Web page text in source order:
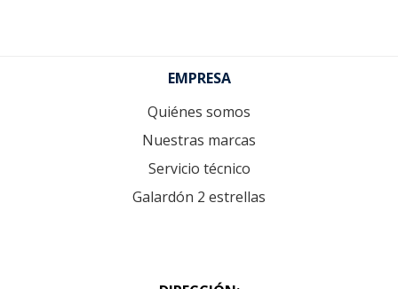
EMPRESA
Quiénes somos
Nuestras marcas
Servicio técnico
Galardón 2 estrellas